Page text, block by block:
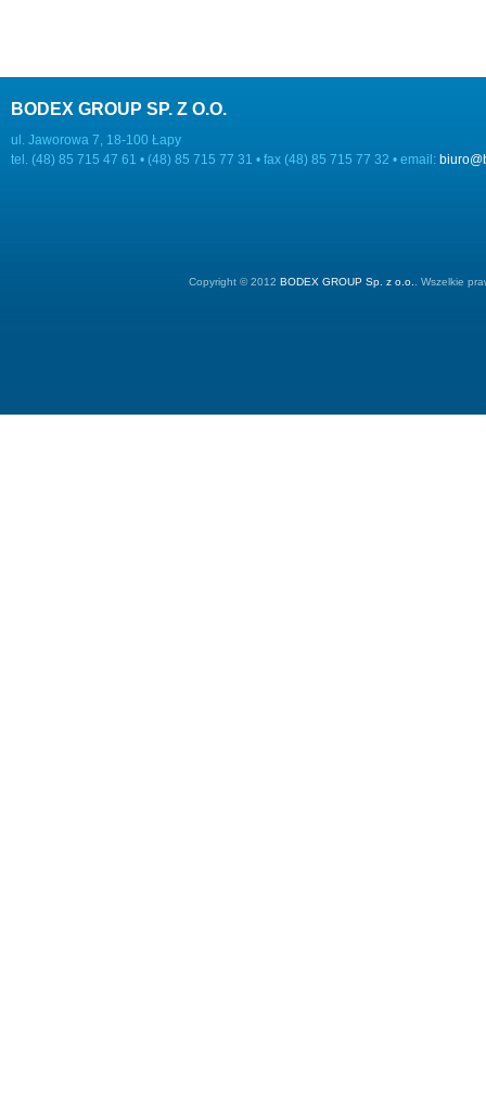
BODEX GROUP SP. Z O.O.
ul. Jaworowa 7, 18-100 Łapy
tel. (48) 85 715 47 61 • (48) 85 715 77 31 • fax (48) 85 715 77 32 • email:
Copyright © 2012 BODEX GROUP Sp. z o.o. . Wszelkie